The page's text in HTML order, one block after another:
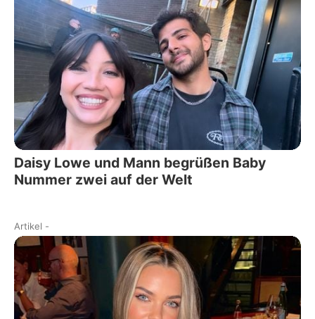
Daisy Lowe und Mann begrüßen Baby
Nummer zwei auf der Welt
Artikel -